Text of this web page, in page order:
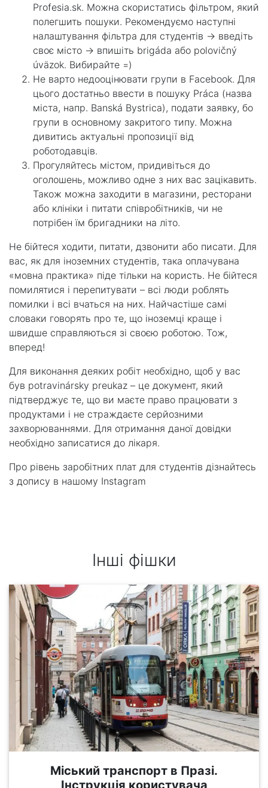
Profesia.sk. Можна скористатись фільтром, який
полегшить пошуки. Рекомендуємо наступні
налаштування фільтра для студентів -> введіть
своє місто -> впишіть brigáda або polovičný
úväzok. Вибирайте =)
Не варто недооцінювати групи в Facebook. Для
цього достатньо ввести в пошуку Práca (назва
міста, напр. Banská Bystrica), подати заявку, бо
групи в основному закритого типу. Можна
дивитись актуальні пропозиції від
роботодавців.
Прогуляйтесь містом, придивіться до
оголошень, можливо одне з них вас зацікавить.
Також можна заходити в магазини, ресторани
або клініки і питати співробітників, чи не
потрібен їм бригадники на літо.
Не бійтеся ходити, питати, дзвонити або писати. Для
вас, як для іноземних студентів, така оплачувана
«мовна практика» піде тільки на користь. Не бійтеся
помилятися і перепитувати – всі люди роблять
помилки і всі вчаться на них. Найчастіше самі
словаки говорять про те, що іноземці краще і
швидше справляються зі своєю роботою. Тож,
вперед!
Для виконання деяких робіт необхідно, щоб у вас
був potravinársky preukaz – це документ, який
підтверджує те, що ви маєте право працювати з
продуктами і не страждаєте серйозними
захворюваннями. Для отримання даної довідки
необхідно записатися до лікаря.
Про рівень заробітних плат для студентів дізнайтесь
з допису в нашому Instagram
Інші фішки
Міський транспорт в Празі.
Інструкція користувача